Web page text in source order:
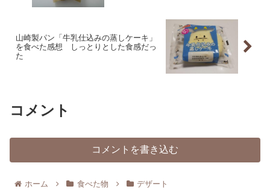
山崎製パン「牛乳仕込みの蒸しケーキ」
を食べた感想 しっとりとした食感だっ
た
コメント
コメントを書き込む
ホーム 食べた物 デザート